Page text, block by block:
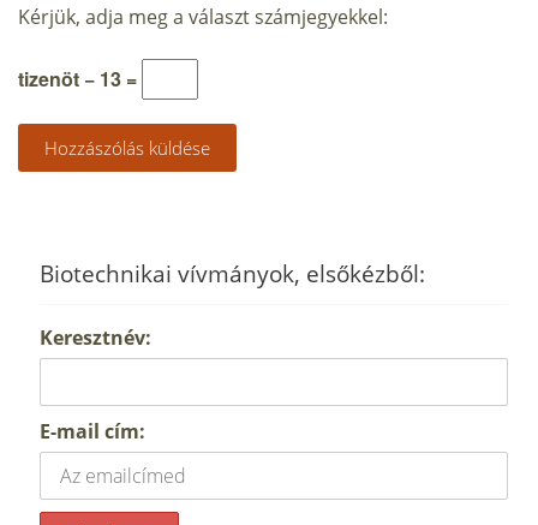
Kérjük, adja meg a választ számjegyekkel:
tizenöt − 13 =
Biotechnikai vívmányok, elsőkézből:
Keresztnév:
E-mail cím: